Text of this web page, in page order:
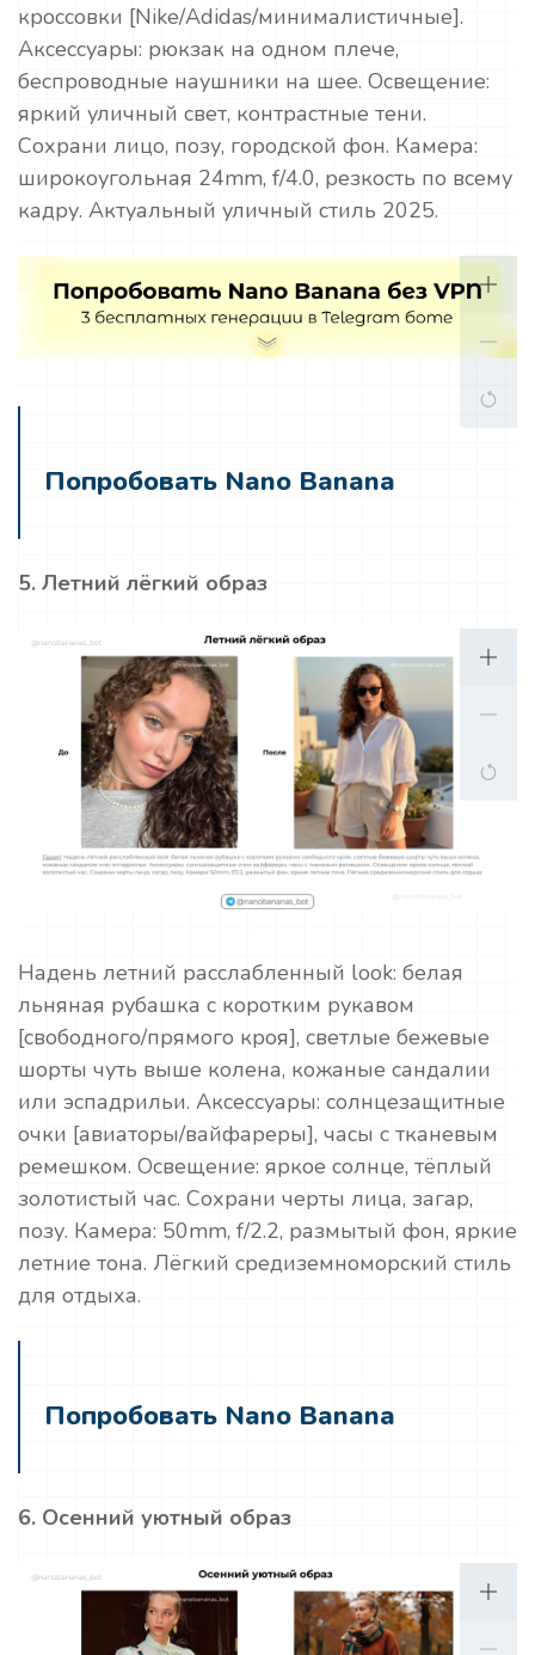
кроссовки [Nike/Adidas/минималистичные].
Аксессуары: рюкзак на одном плече,
беспроводные наушники на шее. Освещение:
яркий уличный свет, контрастные тени.
Сохрани лицо, позу, городской фон. Камера:
широкоугольная 24mm, f/4.0, резкость по всему
кадру. Актуальный уличный стиль 2025.
Попробовать Nano Banana
5. Летний лёгкий образ
Надень летний расслабленный look: белая
льняная рубашка с коротким рукавом
[свободного/прямого кроя], светлые бежевые
шорты чуть выше колена, кожаные сандалии
или эспадрильи. Аксессуары: солнцезащитные
очки [авиаторы/вайфареры], часы с тканевым
ремешком. Освещение: яркое солнце, тёплый
золотистый час. Сохрани черты лица, загар,
позу. Камера: 50mm, f/2.2, размытый фон, яркие
летние тона. Лёгкий средиземноморский стиль
для отдыха.
Попробовать Nano Banana
6. Осенний уютный образ